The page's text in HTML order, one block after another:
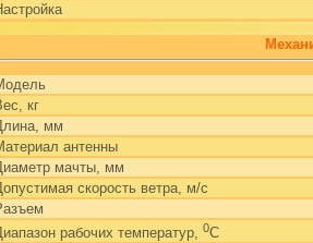
кг
мм
антенны
мачты, мм
скорость ветра, м/с
рабочих температур, 0C